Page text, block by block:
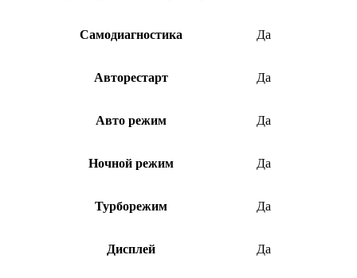
Самодиагностика Да
Авторестарт Да
Авто режим Да
Ночной режим Да
Турборежим Да
Дисплей Да